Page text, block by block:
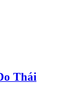
Thái